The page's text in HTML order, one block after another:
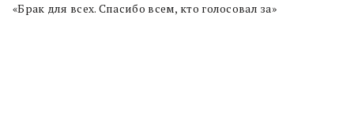
«Брак для всех. Спасибо всем, кто голосовал за»